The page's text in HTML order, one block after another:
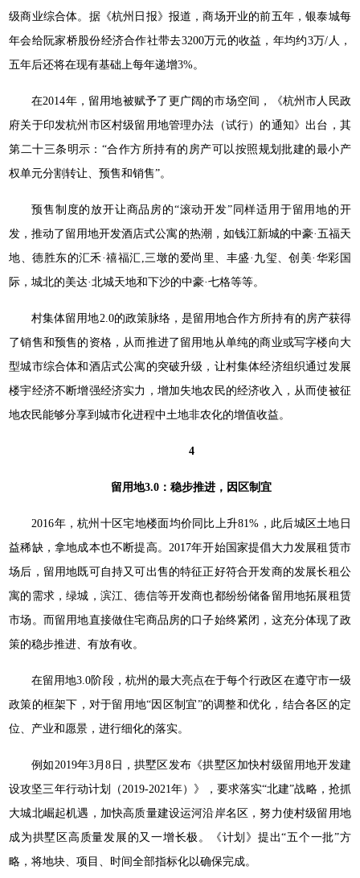
级商业综合体。据《杭州日报》报道，商场开业的前五年，银泰城每
年会给阮家桥股份经济合作社带去3200万元的收益，年均约3万/人，
五年后还将在现有基础上每年递增3%。
在2014年，留用地被赋予了更广阔的市场空间，《杭州市人民政
府关于印发杭州市区村级留用地管理办法（试行）的通知》出台，其
第二十三条明示：“合作方所持有的房产可以按照规划批建的最小产
权单元分割转让、预售和销售”。
预售制度的放开让商品房的“滚动开发”同样适用于留用地的开
发，推动了留用地开发酒店式公寓的热潮，如钱江新城的中豪·五福天
地、德胜东的汇禾·禧福汇,三墩的爱尚里、丰盛·九玺、创美·华彩国
际，城北的美达·北城天地和下沙的中豪·七格等等。
村集体留用地2.0的政策脉络，是留用地合作方所持有的房产获得
了销售和预售的资格，从而推进了留用地从单纯的商业或写字楼向大
型城市综合体和酒店式公寓的突破升级，让村集体经济组织通过发展
楼宇经济不断增强经济实力，增加失地农民的经济收入，从而使被征
地农民能够分享到城市化进程中土地非农化的增值收益。
4
留用地3.0：稳步推进，因区制宜
2016年，杭州十区宅地楼面均价同比上升81%，此后城区土地日
益稀缺，拿地成本也不断提高。2017年开始国家提倡大力发展租赁市
场后，留用地既可自持又可出售的特征正好符合开发商的发展长租公
寓的需求，绿城，滨江、德信等开发商也都纷纷储备留用地拓展租赁
市场。而留用地直接做住宅商品房的口子始终紧闭，这充分体现了政
策的稳步推进、有放有收。
在留用地3.0阶段，杭州的最大亮点在于每个行政区在遵守市一级
政策的框架下，对于留用地“因区制宜”的调整和优化，结合各区的定
位、产业和愿景，进行细化的落实。
例如2019年3月8日，拱墅区发布《拱墅区加快村级留用地开发建
设攻坚三年行动计划（2019-2021年）》，要求落实“北建”战略，抢抓
大城北崛起机遇，加快高质量建设运河沿岸名区，努力使村级留用地
成为拱墅区高质量发展的又一增长极。《计划》提出“五个一批”方
略，将地块、项目、时间全部指标化以确保完成。